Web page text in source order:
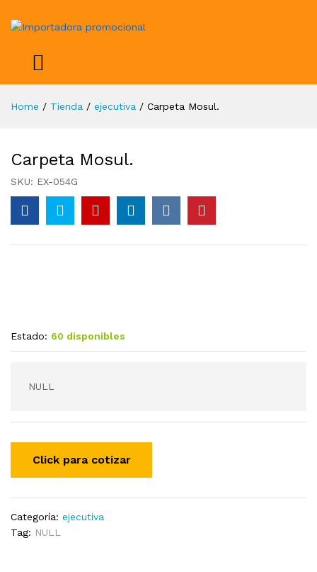
Home / Tienda / ejecutiva / Carpeta Mosul.
Carpeta Mosul.
SKU: EX-054G
Estado: 60 disponibles
NULL
Categoría: ejecutiva
Tag: NULL